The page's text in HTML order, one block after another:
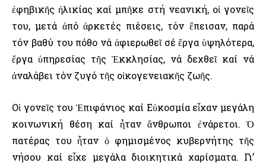
ἐφηβικῆς ἡλικίας καί μπῆκε στή νεανική, οἱ γονεῖς
του, μετά ἀπό ἀρκετές πιέσεις, τόν ἔπεισαν, παρά
τόν βαθύ του πόθο νά ἀφιερωθεῖ σέ ἔργα ὑψηλότερα,
ἔργα ὑπηρεσίας τῆς Ἐκκλησίας, νά δεχθεῖ καί νά
ἀναλάβει τόν ζυγό τῆς οἰκογενειακῆς ζωῆς.
Οἱ γονεῖς του Ἐπιφάνιος καί Εὐκοσμία εἶχαν μεγάλη
κοινωνική θέση καί ἦταν ἄνθρωποι ἐνάρετοι. Ὁ
πατέρας του ἦταν ὁ φημισμένος κυβερνήτης τῆς
νήσου καί εἶχε μεγάλα διοικητικά χαρίσματα. Γι’